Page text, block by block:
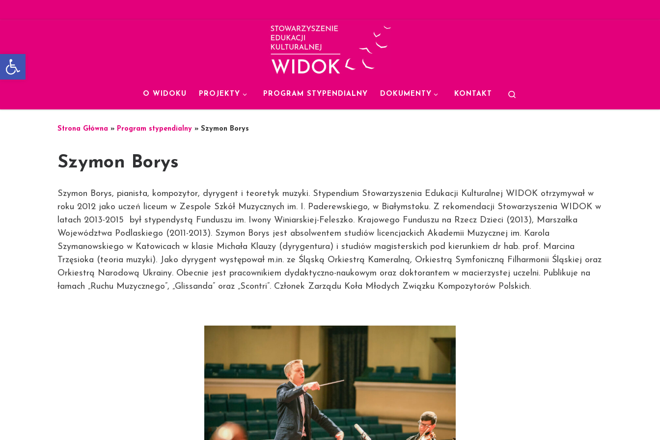
Otwórz pasek narzędzi
O WIDOKU PROJEKTY PROGRAM STYPENDIALNY DOKUMENTY KONTAKT
Strona Główna » Program stypendialny » Szymon Borys
Szymon Borys
Szymon Borys, pianista, kompozytor, dyrygent i teoretyk muzyki. Stypendium Stowarzyszenia Edukacji Kulturalnej WIDOK otrzymywał w
roku 2012 jako uczeń liceum w Zespole Szkół Muzycznych im. I. Paderewskiego, w Białymstoku. Z rekomendacji Stowarzyszenia WIDOK w
latach 2013-2015 był stypendystą Funduszu im. Iwony Winiarskiej-Feleszko. Krajowego Funduszu na Rzecz Dzieci (2013), Marszałka
Województwa Podlaskiego (2011-2013). Szymon Borys jest absolwentem studiów licencjackich Akademii Muzycznej im. Karola
Szymanowskiego w Katowicach w klasie Michała Klauzy (dyrygentura) i studiów magisterskich pod kierunkiem dr hab. prof. Marcina
Trzęsioka (teoria muzyki). Jako dyrygent występował m.in. ze Śląską Orkiestrą Kameralną, Orkiestrą Symfoniczną Filharmonii Śląskiej oraz
Orkiestrą Narodową Ukrainy. Obecnie jest pracownikiem dydaktyczno-naukowym oraz doktorantem w macierzystej uczelni. Publikuje na
łamach „Ruchu Muzycznego”, „Glissanda” oraz „Scontri”. Członek Zarządu Koła Młodych Związku Kompozytorów Polskich.